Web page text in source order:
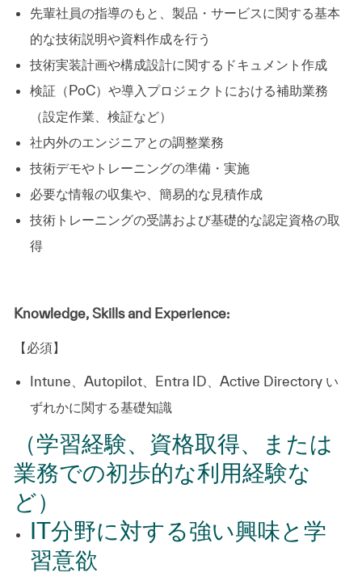
先輩社員の指導のもと、製品・サービスに関する基本
的な技術説明や資料作成を行う
技術実装計画や構成設計に関するドキュメント作成
検証（PoC）や導入プロジェクトにおける補助業務
（設定作業、検証など）
社内外のエンジニアとの調整業務
技術デモやトレーニングの準備・実施
必要な情報の収集や、簡易的な見積作成
技術トレーニングの受講および基礎的な認定資格の取
得
Knowledge, Skills and Experience:
【必須】
Intune、Autopilot、Entra ID、Active Directory い
ずれかに関する基礎知識
（学習経験、資格取得、または
業務での初歩的な利用経験な
ど）
IT分野に対する強い興味と学
習意欲